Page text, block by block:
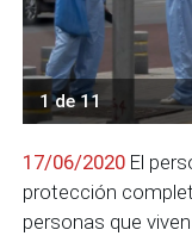
1 de 11
17/06/2020 El
protección
personas que